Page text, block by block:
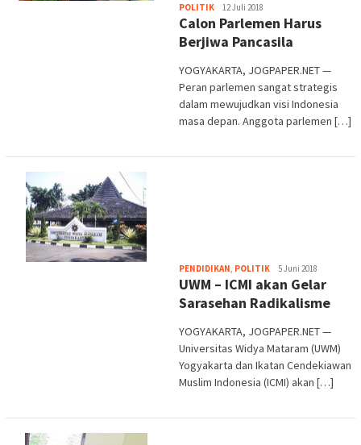
POLITIKHeri
Purwata
12 Juli 2018
Calon Parlemen Harus
Berjiwa Pancasila
YOGYAKARTA, JOGPAPER.NET —
Peran parlemen sangat strategis
dalam mewujudkan visi Indonesia
masa depan. Anggota parlemen […]
PENDIDIKAN, POLITIKHeri
Purwata
5 Juni 2018
UWM – ICMI akan Gelar
Sarasehan Radikalisme
YOGYAKARTA, JOGPAPER.NET —
Universitas Widya Mataram (UWM)
Yogyakarta dan Ikatan Cendekiawan
Muslim Indonesia (ICMI) akan […]